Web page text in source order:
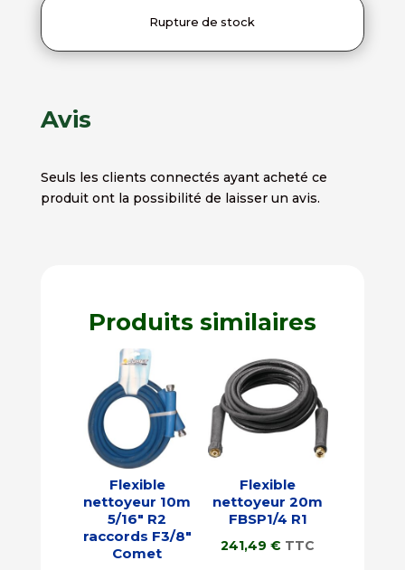
Rupture de stock
Avis
Seuls les clients connectés ayant acheté ce
produit ont la possibilité de laisser un avis.
Produits similaires
Flexible
nettoyeur 10m
5/16″ R2
raccords F3/8″
Comet
Flexible
nettoyeur 20m
FBSP1/4 R1
241,49€ TTC